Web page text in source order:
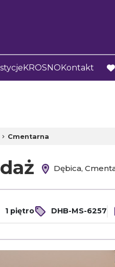
KROSNOKontakt
Cmentarna
Dębica,
1 piętro DHB-MS-6257